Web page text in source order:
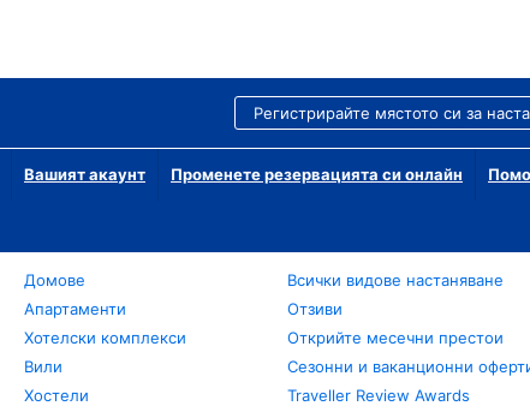
Регистрирайте мястото си за
Вашият акаунт Променете резервацията си онлайн
Домове
Апартаменти
Хотелски комплекси
Вили
Хостели
Всички видове настаняване
Отзиви
Открийте месечни престои
Сезонни и ваканционни
Traveller Review Awards